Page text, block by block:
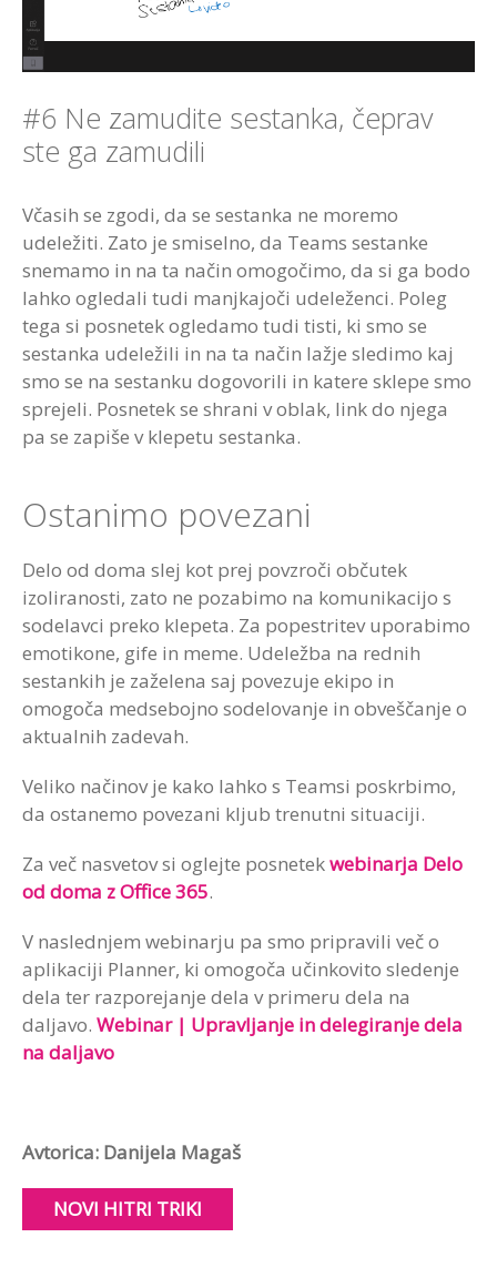
#6 Ne zamudite sestanka, čeprav
ste ga zamudili
Včasih se zgodi, da se sestanka ne moremo
udeležiti. Zato je smiselno, da Teams sestanke
snemamo in na ta način omogočimo, da si ga bodo
lahko ogledali tudi manjkajoči udeleženci. Poleg
tega si posnetek ogledamo tudi tisti, ki smo se
sestanka udeležili in na ta način lažje sledimo kaj
smo se na sestanku dogovorili in katere sklepe smo
sprejeli. Posnetek se shrani v oblak, link do njega
pa se zapiše v klepetu sestanka.
Ostanimo povezani
Delo od doma slej kot prej povzroči občutek
izoliranosti, zato ne pozabimo na komunikacijo s
sodelavci preko klepeta. Za popestritev uporabimo
emotikone, gife in meme. Udeležba na rednih
sestankih je zaželena saj povezuje ekipo in
omogoča medsebojno sodelovanje in obveščanje o
aktualnih zadevah.
Veliko načinov je kako lahko s Teamsi poskrbimo,
da ostanemo povezani kljub trenutni situaciji.
Za več nasvetov si oglejte posnetekwebinarja Delo
od doma z Office 365.
V naslednjem webinarju pa smo pripravili več o
aplikaciji Planner, ki omogoča učinkovito sledenje
dela ter razporejanje dela v primeru dela na
daljavo. Webinar | Upravljanje in delegiranje dela
na daljavo
Avtorica: Danijela Magaš
NOVI HITRI TRIKI